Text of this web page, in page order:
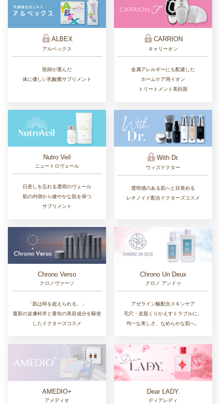
ALBEX
アルベックス
医師が選んだ
体に優しい乳酸菌サプリメント
CARRION
キャリーオン
金属アレルギーにも配慮した
ホームケア用イオン
トリートメント美顔器
Nutro Veil
ニュートロヴェール
日差しを忘れる透明のヴェール
肌の内側から健やかな肌を保つ
サプリメント
With Dr.
ウィズドクター
透明感のある肌へと目覚める
レチノイド配合ドクターズコスメ
Chrono Verso
クロノヴァーソ
「肌は時を超えられる。」
最新の皮膚科学と最旬の美容成分を駆使
したドクターズコスメ
Chrono Un Deux
クロノ アンドゥ
アゼライン酸配合スキンケア
毛穴・皮脂くりかえすトラブルに。
均一な美しさ、なめらかな肌へ。
AMEDIO+
アメディオ
Dear LADY.
ディアレディ